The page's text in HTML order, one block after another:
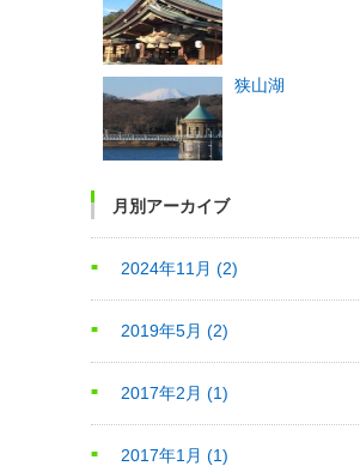
狭山湖
月別アーカイブ
2024年11月 (2)
2019年5月 (2)
2017年2月 (1)
2017年1月 (1)